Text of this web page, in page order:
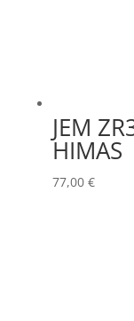
JEM
HIMAS
77,00 €